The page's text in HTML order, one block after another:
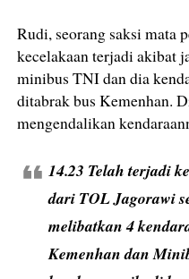
Rudi, seorang saksi mata
kecelakaan terjadi akibat
minibus TNI dan dia
ditabrak bus Kemenhan.
mengendalikan
14.23 Telah terjadi
dari TOL Jagorawi
melibatkan 4
Kemenhan dan